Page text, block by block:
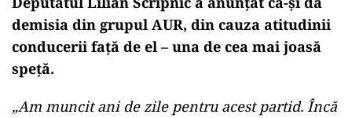
demisia din grupul AUR, din cauza atitudinii
conducerii față de el – una de cea mai joasă
speță.
„Am muncit ani de zile pentru acest partid. Încă